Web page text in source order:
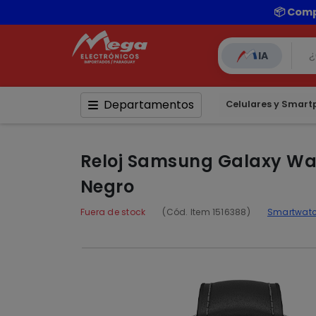
IA
Departamentos Celulares y
Reloj Samsung Galaxy
Negro
Fuera de stock (Cód. Item 1516388)